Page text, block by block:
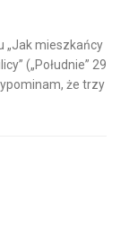
„Jak mieszkańcy
(„Południe” 29
że trzy